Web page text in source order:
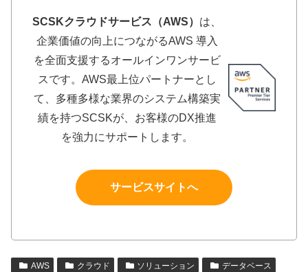
SCSKクラウドサービス（AWS） は、
企業価値の向上につながるAWS 導入
を全面支援するオールインワンサービ
スです。AWS最上位パートナーとし
て、多種多様な業界のシステム構築実
績を持つSCSKが、お客様のDX推進
を強力にサポートします。
サービスサイトへ
AWS クラウド ソリューション
データベース